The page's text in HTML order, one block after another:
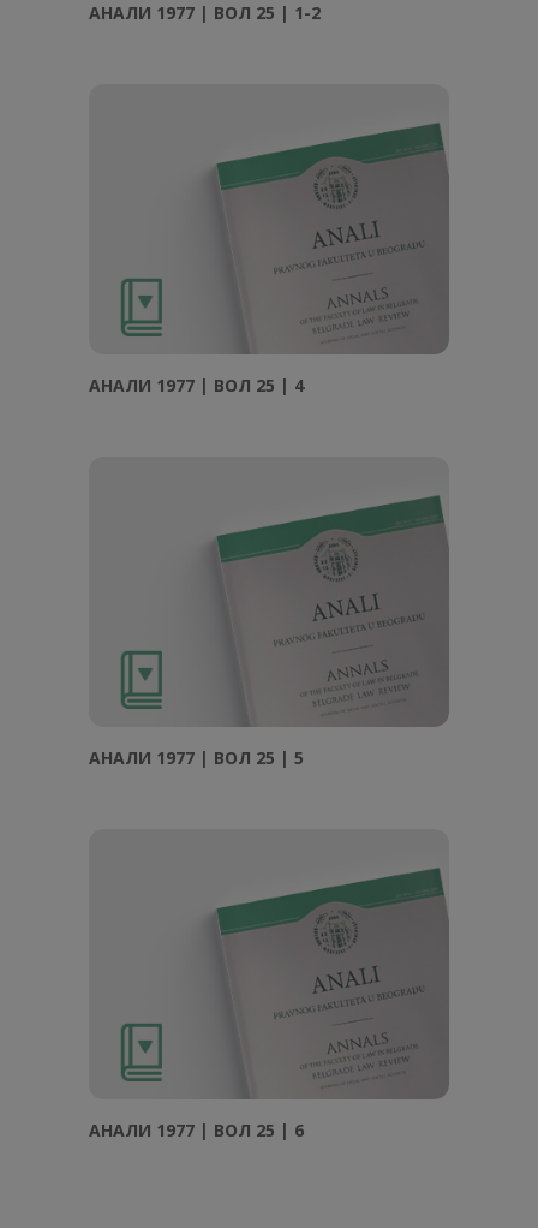
АНAЛИ 1977 | ВОЛ 25 | 1-2
АНAЛИ 1977 | ВОЛ 25 | 4
АНAЛИ 1977 | ВОЛ 25 | 5
АНAЛИ 1977 | ВОЛ 25 | 6